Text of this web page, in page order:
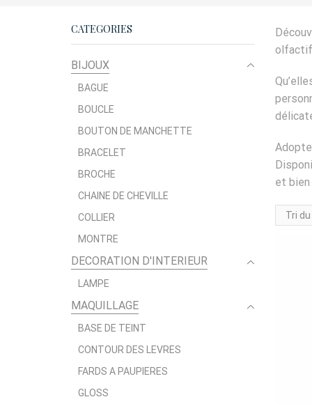
olfactif
et bien
CATEGORIES
BIJOUX
BAGUE
BOUCLE
BOUTON DE MANCHETTE
BRACELET
BROCHE
CHAINE DE CHEVILLE
COLLIER
MONTRE
DECORATION D'INTERIEUR
LAMPE
MAQUILLAGE
BASE DE TEINT
CONTOUR DES LEVRES
FARDS A PAUPIERES
GLOSS